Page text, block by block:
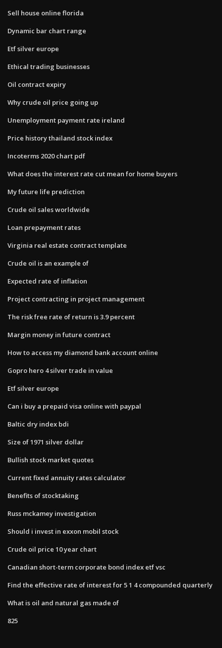
Sell house online florida
Dynamic bar chart range
Etf silver europe
Ethical trading businesses
Oil contract expiry
Why crude oil price going up
Unemployment payment rate ireland
Price history thailand stock index
Incoterms 2020 chart pdf
What does the interest rate cut mean for home buyers
My future life prediction
Crude oil sales worldwide
Loan prepayment rates
Virginia real estate contract template
Crude oil is an example of
Expected rate of inflation
Project contracting in project management
The risk free rate of return is 3.9 percent
Margin money in future contract
How to access my diamond bank account online
Gopro hero 4 silver trade in value
Etf silver europe
Can i buy a prepaid visa online with paypal
Baltic dry index bdi
Size of 1971 silver dollar
Bullish stock market quotes
Current fixed annuity rates calculator
Benefits of stocktaking
Russ mckamey investigation
Should i invest in exxon mobil stock
Crude oil price 10 year chart
Canadian short-term corporate bond index etf vsc
Find the effective rate of interest for 5 1 4 compounded quarterly
What is oil and natural gas made of
825